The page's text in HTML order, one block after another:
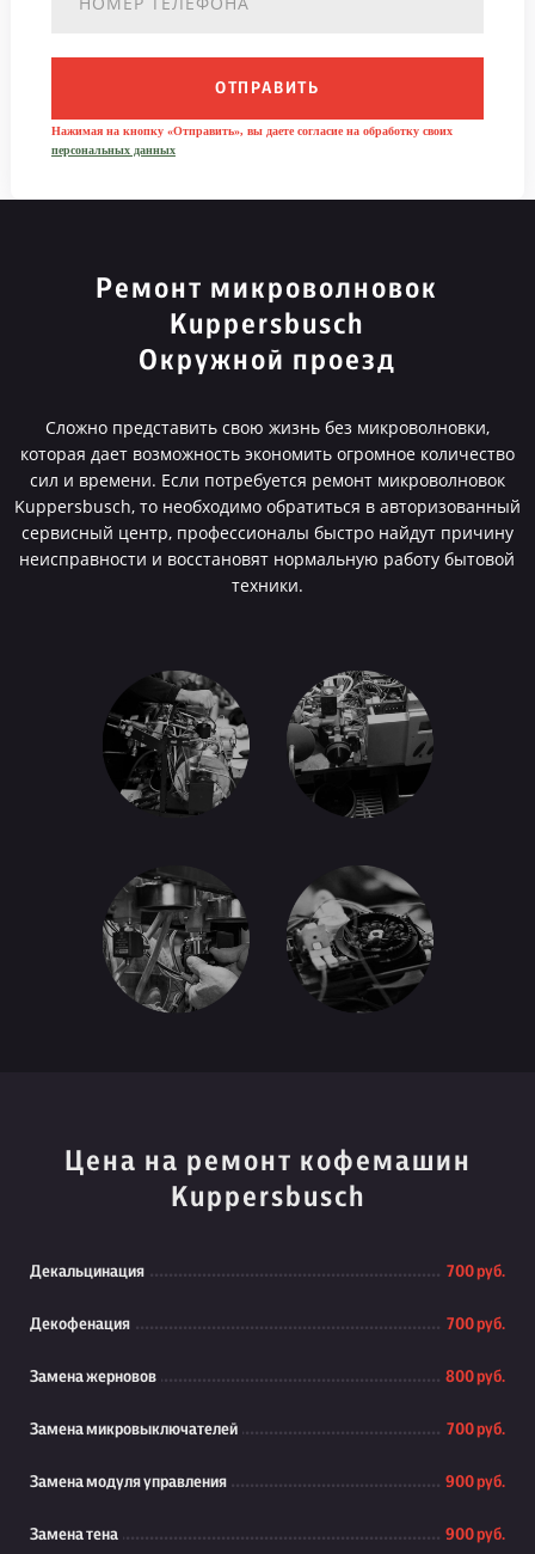
ОТПРАВИТЬ
Нажимая на кнопку «Отправить», вы даете согласие на обработку своих
персональных данных
Ремонт микроволновок
Kuppersbusch
Окружной проезд
Сложно представить свою жизнь без микроволновки,
которая дает возможность экономить огромное количество
сил и времени. Если потребуется ремонт микроволновок
Kuppersbusch, то необходимо обратиться в авторизованный
сервисный центр, профессионалы быстро найдут причину
неисправности и восстановят нормальную работу бытовой
техники.
Цена на ремонт кофемашин
Kuppersbusch
Декальцинация 700 руб.
Декофенация 700 руб.
Замена жерновов 800 руб.
Замена микровыключателей 700 руб.
Замена модуля управления 900 руб.
Замена тена 900 руб.